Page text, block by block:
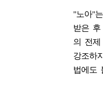
"노아"
받은
의 전
강조하
법에도